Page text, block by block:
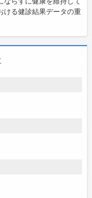
ける健診結果データの重